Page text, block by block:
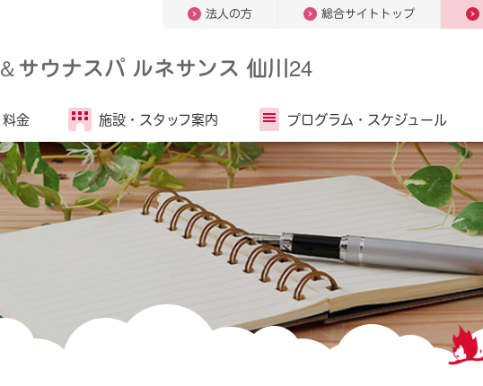
法人の方 総合サイトトップ
＆サウナスパ ルネサンス 仙川24
料金 施設・ スタッフ案内 プログラム・ スケジュール